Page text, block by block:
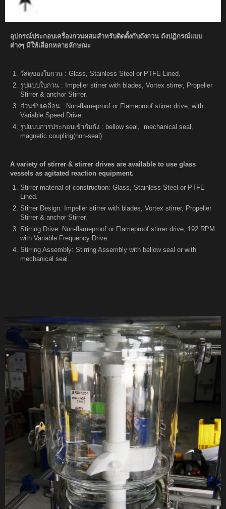
อุปกรณ์ประกอบเครื่องกวนผสมสำหรับติดตั้งกับถังกวน ถังปฏิกรณ์แบบ
ต่างๆ มีให้เลือกหลายลักษณะ
วัสดุของใบกวน : Glass, Stainless Steel or PTFE Lined.
รูปแบบใบกวน : Impeller stirrer with blades, Vortex stirrer, Propeller
Stirrer & anchor Stirrer.
ส่วนขับเคลื่อน : Non-flameproof or Flameproof stirrer drive, with
Variable Speed Drive.
รูปแบบการประกอบเข้ากับถัง : bellow seal, mechanical seal,
magnetic coupling(non-seal)
A variety of stirrer & stirrer drives are available to use glass
vessels as agitated reaction equipment.
Stirrer material of construction: Glass, Stainless Steel or PTFE
Lined.
Stirrer Design: Impeller stirrer with blades, Vortex stirrer, Propeller
Stirrer & anchor Stirrer.
Stirring Drive: Non-flameproof or Flameproof stirrer drive, 192 RPM
with Variable Frequency Drive.
Stirring Assembly: Stirring Assembly with bellow seal or with
mechanical seal.